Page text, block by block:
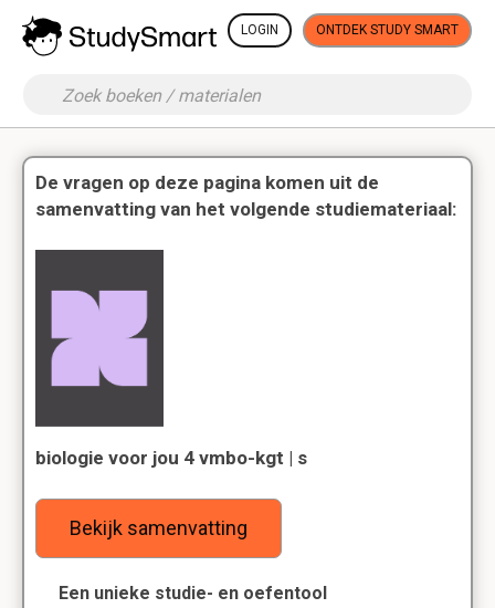
LOGIN ONTDEK STUDY SMART
De vragen op deze pagina komen uit de
samenvatting van het volgende studiemateriaal:
biologie voor jou 4 vmbo-kgt | s
Bekijk samenvatting
Een unieke studie- en oefentool